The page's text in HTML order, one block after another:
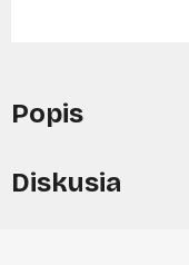
Popis
Diskusia